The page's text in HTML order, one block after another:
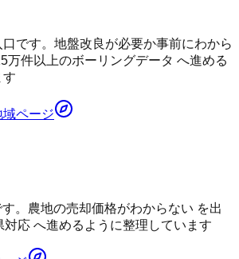
です。地盤改良が必要か事前にわから
万件以上のボーリングデータ へ進める
す
域ページ
。農地の売却価格がわからない を出
応 へ進めるように整理しています